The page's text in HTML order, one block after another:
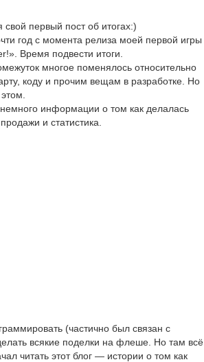
первый пост об итогах:)
год с момента релиза моей первой игры
Время подвести итоги.
многое поменялось относительно
коду и прочим вещам в разработке. Но
информации о том как делалась
и статистика.
(частично был связан с
всякие поделки на флеше. Но там всё
читать этот блог — истории о том как